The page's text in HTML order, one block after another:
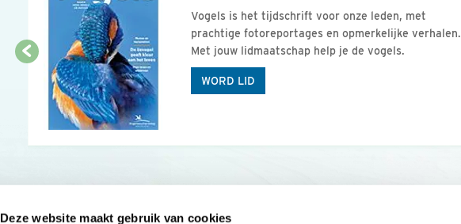
Deze website maakt gebruik van cookies
Vogels is het tijdschrift voor onze leden, met
prachtige fotoreportages en opmerkelijke verhalen.
Met jouw lidmaatschap help je de vogels.
WORD LID